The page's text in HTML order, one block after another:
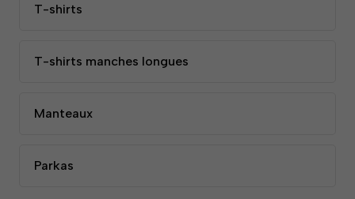
T-shirts
T-shirts manches longues
Manteaux
Parkas